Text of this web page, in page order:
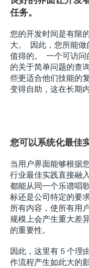
任务。
您的开发时间是有限
大。  因此，您所能
值得的。  一个可访
的关于简单问题的查
些更适合他们技能的
变得自助，这在长期
您可以系统化最佳
当用户界面能够根据
行业最佳实践直接融
都能从同一个乐谱唱
标还是公司特定的要
所有内容，使所有用
规模上会产生重大差
的重要性。
因此，这里有 5 个理
作流程产生如此大的